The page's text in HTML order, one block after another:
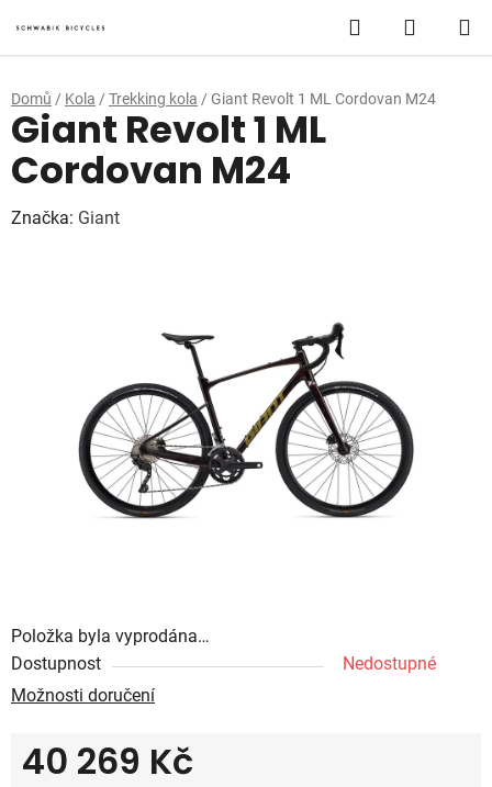
na
obsah
Hledat
KOŠÍK
Domů / Kola / Trekking kola / Giant Revolt 1 ML Cordovan M24
Položka byla vyprodána…
Dostupnost
Nedostupné
Možnosti doručení
40 269 Kč
Giant Revolt 1 ML
Cordovan M24
Značka: Giant